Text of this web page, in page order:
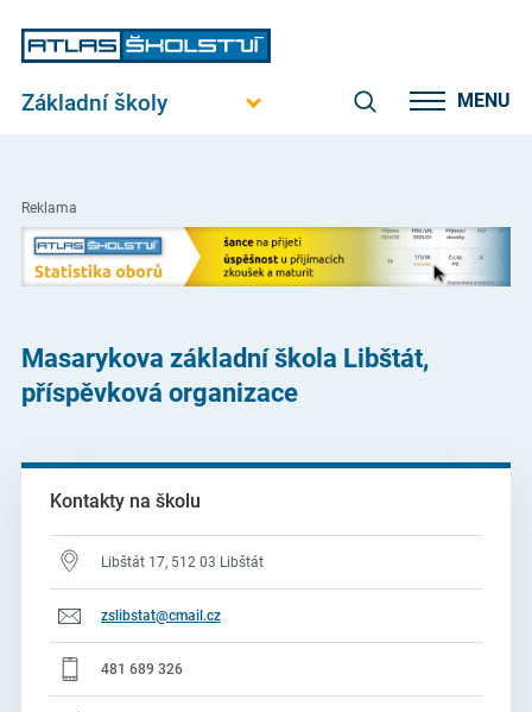
Základní školy MENU
Reklama
Masarykova základní škola Libštát,
příspěvková organizace
Kontakty na školu
Libštát 17, 512 03 Libštát
zslibstat@cmail.cz
481 689 326